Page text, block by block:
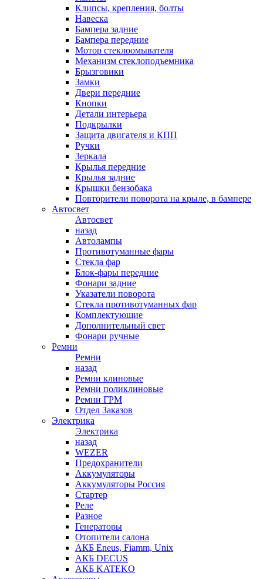
Клипсы, крепления, болты
Навеска
Бампера задние
Бампера передние
Мотор стеклоомывателя
Механизм стеклоподъемника
Брызговики
Замки
Двери передние
Кнопки
Детали интерьера
Подкрылки
Защита двигателя и КПП
Ручки
Зеркала
Крылья передние
Крылья задние
Крышки бензобака
Повторители поворота на крыле, в бампере
Автосвет
Автосвет
назад
Автолампы
Противотуманные фары
Стекла фар
Блок-фары передние
Фонари задние
Указатели поворота
Стекла противотуманных фар
Комплектующие
Дополнительный свет
Фонари ручные
Ремни
Ремни
назад
Ремни клиновые
Ремни поликлиновые
Ремни ГРМ
Отдел Заказов
Электрика
Электрика
назад
WEZER
Предохранители
Аккумуляторы
Аккумуляторы Россия
Стартер
Реле
Разное
Генераторы
Отопители салона
АКБ Eneus, Fiamm, Unix
АКБ DECUS
АКБ KATEKO